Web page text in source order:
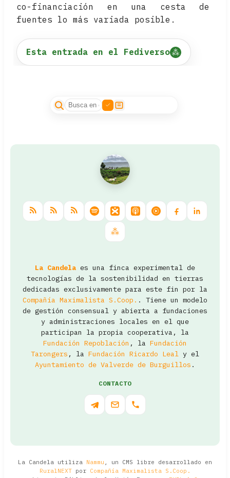
co-financiación en una cesta de
fuentes lo más variada posible.
Esta entrada en el Fediverso
La Candela es una finca experimental de
tecnologías de la sostenibilidad en tierras
dedicadas exclusivamente para este fin por la
Compañía Maximalista S.Coop. . Tiene un modelo
de gestión consensual y abierta a fundaciones
y administraciones locales en el que
participan la propia cooperativa, la
Fundación Repoblación , la Fundación
Tarongers , la Fundación Ricardo Leal y el
Ayuntamiento de Valverde de Burguillos .
CONTACTO
La Candela utiliza Nammu , un CMS libre desarrollado en
RuralNEXT por Compañía Maximalista S.Coop.